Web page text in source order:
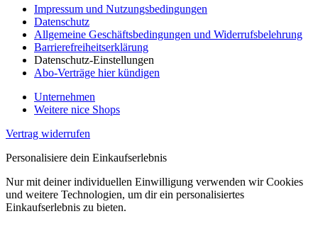
Impressum und Nutzungsbedingungen
Datenschutz
Allgemeine Geschäftsbedingungen und Widerrufsbelehrung
Barrierefreiheitserklärung
Datenschutz-Einstellungen
Abo-Verträge hier kündigen
Unternehmen
Weitere nice Shops
Vertrag widerrufen
Personalisiere dein Einkaufserlebnis
Nur mit deiner individuellen Einwilligung verwenden wir Cookies
und weitere Technologien, um dir ein personalisiertes
Einkaufserlebnis zu bieten.